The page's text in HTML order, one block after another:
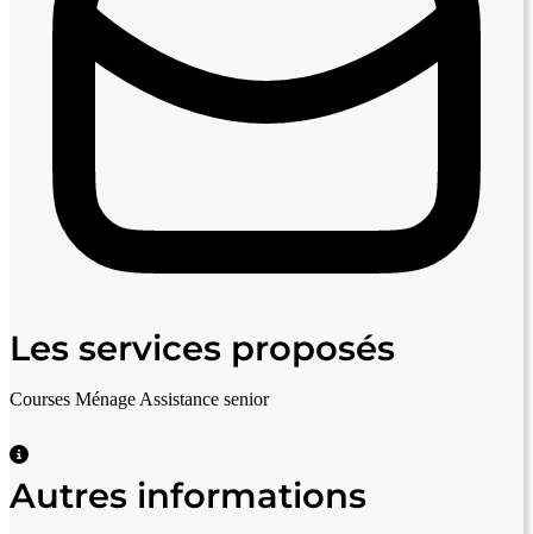
Les services proposés
Courses Ménage Assistance senior
Autres informations